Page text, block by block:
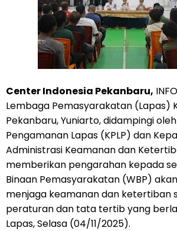
Center Indonesia Pekanbaru,
Lembaga Pemasyarakatan (Lapas)
Pekanbaru, Yuniarto, didampingi
Pengamanan Lapas (KPLP) dan
Administrasi Keamanan dan
memberikan pengarahan kepada
Binaan Pemasyarakatan (WBP)
menjaga keamanan dan ketertiban
peraturan dan tata tertib yang
Lapas, Selasa (04/11/2025).